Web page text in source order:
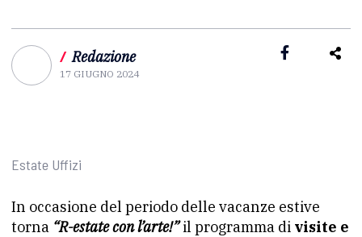
/ Redazione
17 GIUGNO 2024
Estate Uffizi
In occasione del periodo delle vacanze estive
torna “R-estate con l’arte!”il programma di visite e